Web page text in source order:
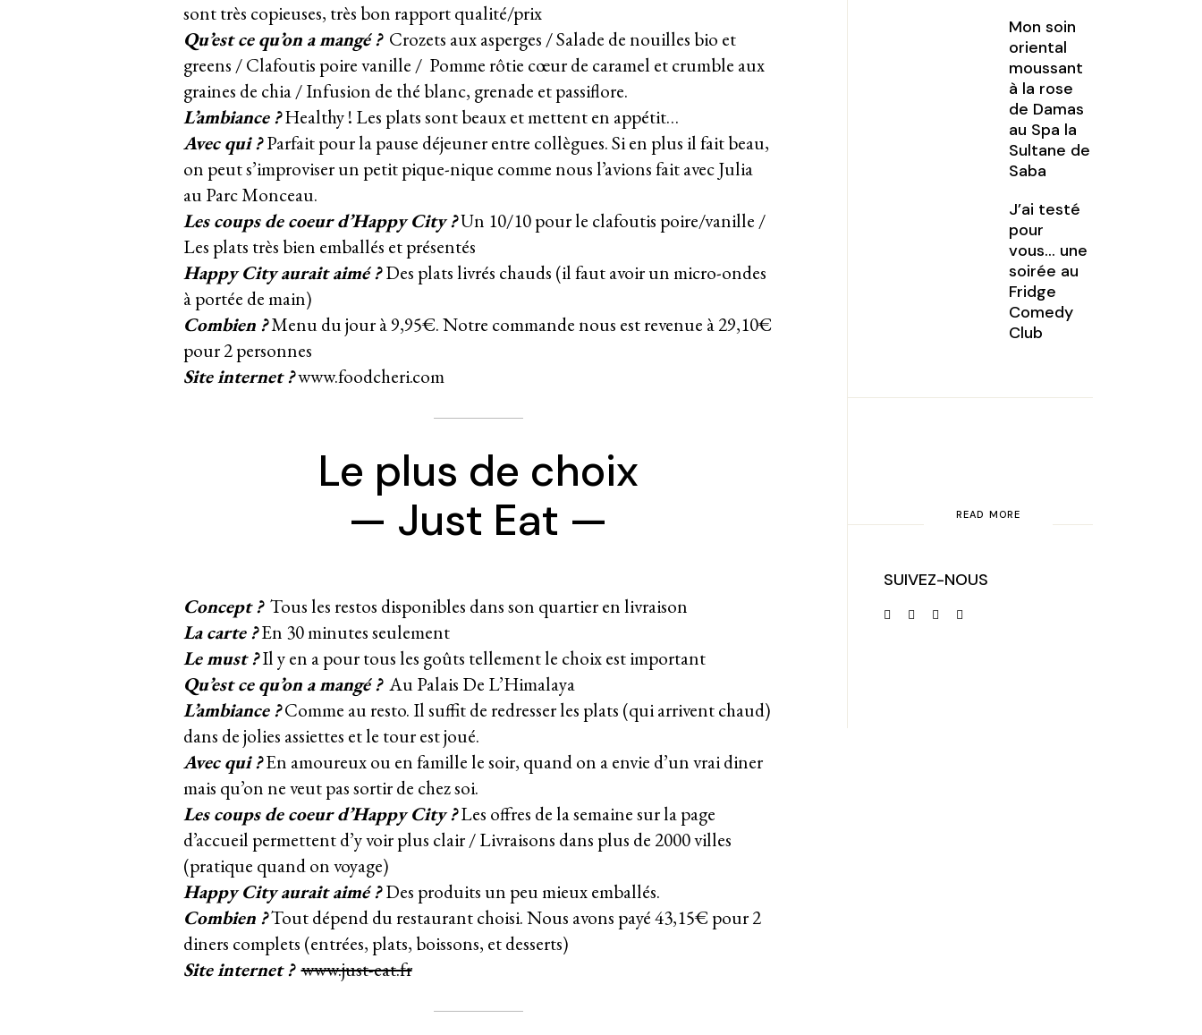
sont très copieuses, très bon rapport qualité/prix
Qu’est ce qu’on a mangé ? Crozets aux asperges / Salade de nouilles bio et
greens / Clafoutis poire vanille / Pomme rôtie cœur de caramel et crumble aux
graines de chia / Infusion de thé blanc, grenade et passiflore.
L’ambiance ?Healthy ! Les plats sont beaux et mettent en appétit…
Avec qui ?Parfait pour la pause déjeuner entre collègues. Si en plus il fait beau,
on peut s’improviser un petit pique-nique comme nous l’avions fait avecJulia
au Parc Monceau.
Les coups de coeur d’Happy City ?Un 10/10 pour le clafoutis poire/vanille /
Les plats très bien emballés et présentés
Happy City aurait aimé ?Des plats livrés chauds (il faut avoir un micro-ondes
à portée de main)
Combien ?Menu du jour à 9,95€. Notre commande nous est revenue à 29,10€
pour 2 personnes
Site internet ?www.foodcheri.com
Le plus de choix
— Just Eat —
Concept ? Tous les restos disponibles dans son quartier en livraison
La carte ?En 30 minutes seulement
Le must ?Il y en a pour tous les goûts tellement le choix est important
Qu’est ce qu’on a mangé ? Au Palais De L’Himalaya
L’ambiance ?Comme au resto. Il suffit de redresser les plats (qui arrivent chaud)
dans de jolies assiettes et le tour est joué.
Avec qui ?En amoureux ou en famille le soir, quand on a envie d’un vrai diner
mais qu’on ne veut pas sortir de chez soi.
Les coups de coeur d’Happy City ?Les offres de la semaine sur la page
d’accueil permettent d’y voir plus clair / Livraisons dans plus de 2000 villes
(pratique quand on voyage)
Happy City aurait aimé ?Des produits un peu mieux emballés.
Combien ?Tout dépend du restaurant choisi. Nous avons payé 43,15€ pour 2
diners complets (entrées, plats, boissons, et desserts)
Site internet ? www.just-eat.fr
Mon soin
oriental
moussant
à la rose
de Damas
au Spa la
Sultane de
Saba
J’ai testé
pour
vous… une
soirée au
Fridge
Comedy
Club
READ MORE
SUIVEZ-NOUS